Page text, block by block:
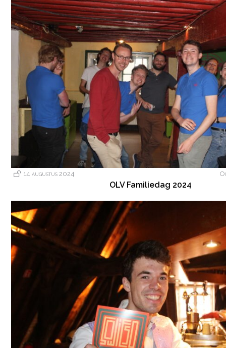
14 augustus 2024
OLV Familiedag 2024